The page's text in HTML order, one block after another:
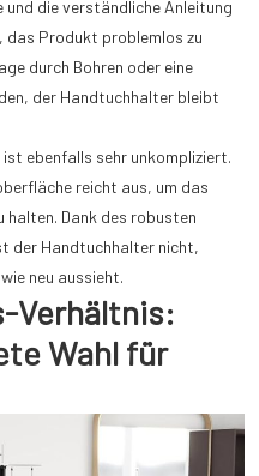
und die verständliche Anleitung
das Produkt problemlos zu
durch Bohren oder eine
der Handtuchhalter bleibt
ebenfalls sehr unkompliziert.
reicht aus, um das
Dank des robusten
der Handtuchhalter nicht,
neu aussieht.
Verhältnis:
Wahl für